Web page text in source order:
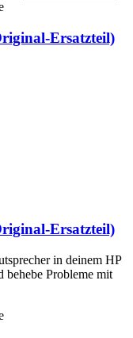
Ersatzteil)
Ersatzteil)
in deinem HP
Probleme mit